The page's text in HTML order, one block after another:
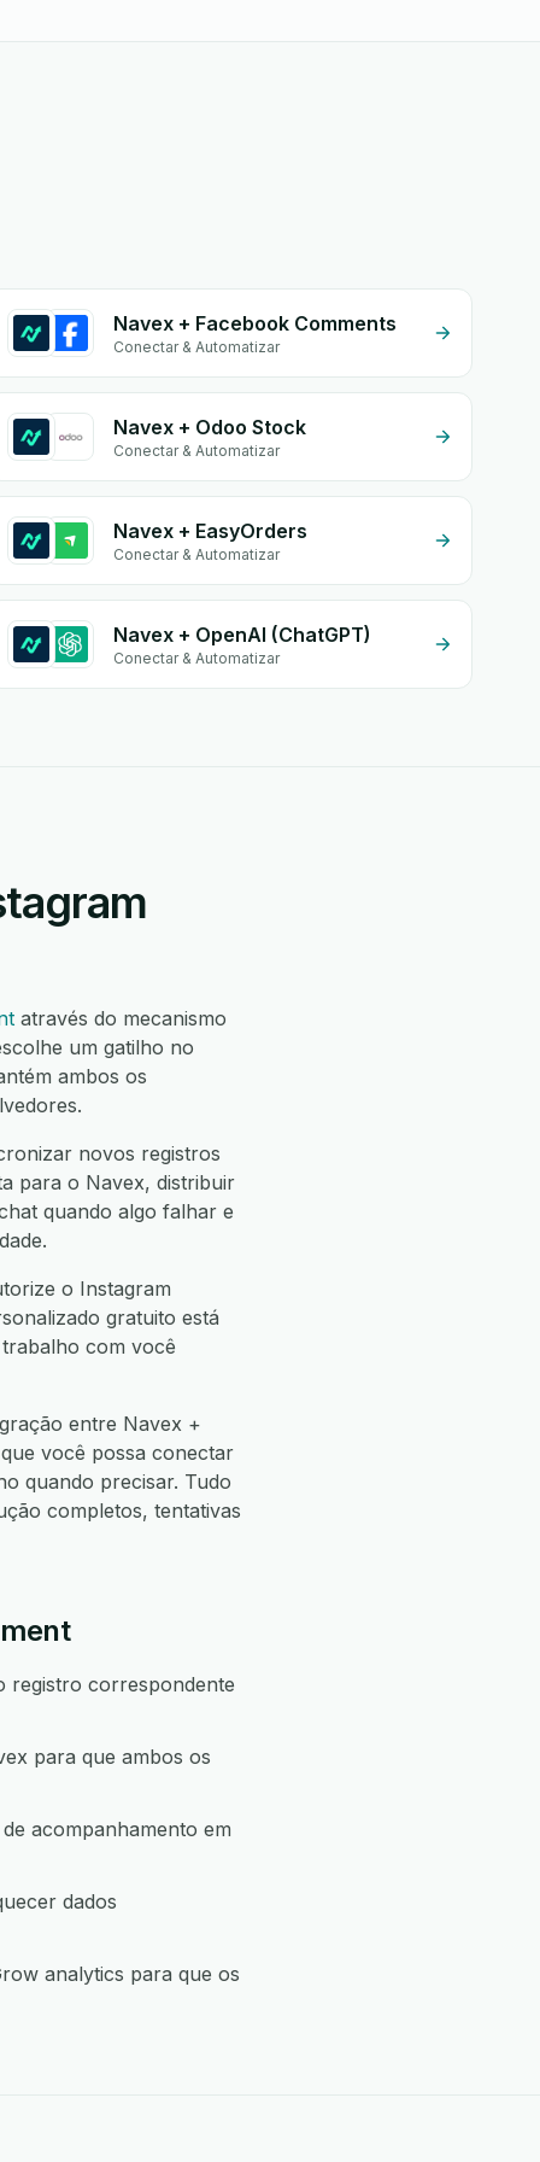
Navex + Facebook Comments
Conectar & Automatizar
Navex + Odoo Stock
Conectar & Automatizar
Navex + EasyOrders
Conectar & Automatizar
Navex + OpenAI (ChatGPT)
Conectar & Automatizar
através do mecanismo
um gatilho no
ambos os
novos registros
para o Navex, distribuir
quando algo falhar e
o Instagram
gratuito está
com você
entre Navex +
você possa conectar
quando precisar. Tudo
completos, tentativas
registro correspondente
para que ambos os
acompanhamento em
dados
analytics para que os